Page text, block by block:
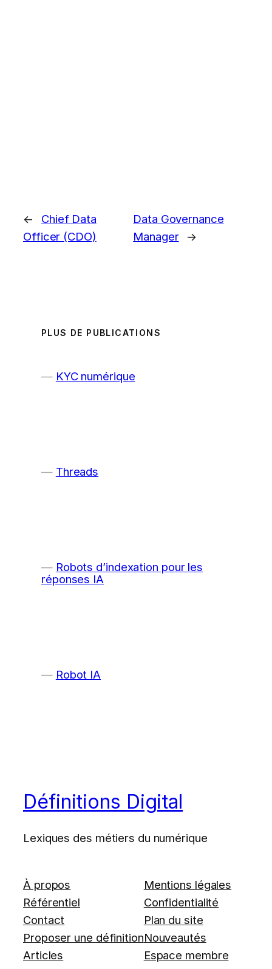
←
Chief Data
Officer (CDO)
Data Governance
Manager
→
PLUS DE PUBLICATIONS
KYC numérique
Threads
Robots d’indexation pour les
réponses IA
Robot IA
Définitions Digital
Lexiques des métiers du numérique
À propos
Référentiel
Contact
Proposer une définition
Articles
Mentions légales
Confidentialité
Plan du site
Nouveautés
Espace membre